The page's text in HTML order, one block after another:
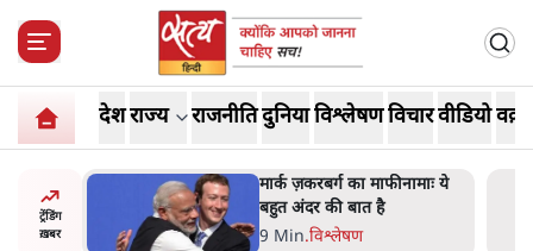
देशराज्य राजनीतिदुनियाविश्लेषणविचारवीडियो
ट्रेंडिंग
ख़बर
भागवत
मार्क ज़करबर्ग का माफीनामाः ये
बहुत अंदर की बात है
9 Min.विश्लेषण